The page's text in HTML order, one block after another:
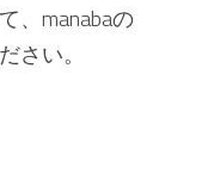
、manabaの
さい。